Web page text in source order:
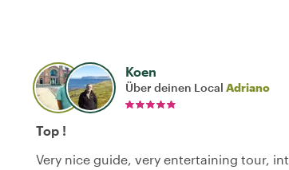
Koen
Über deinen Local Adriano
Top !
Very nice guide, very entertaining tour,